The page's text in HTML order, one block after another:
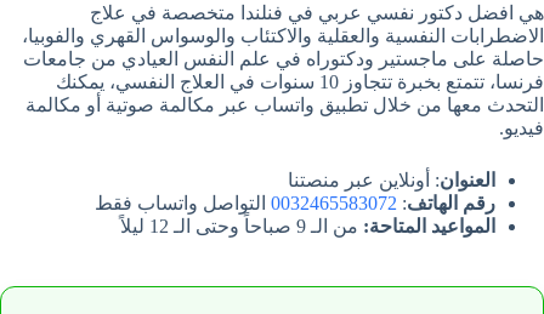
هي افضل دكتور نفسي عربي في فنلندا متخصصة في علاج
الاضطرابات النفسية والعقلية والاكتئاب والوسواس القهري والفوبيا،
حاصلة على ماجستير ودكتوراه في علم النفس العيادي من جامعات
فرنسا، تتمتع بخبرة تتجاوز 10 سنوات في العلاج النفسي، يمكنك
التحدث معها من خلال تطبيق واتساب عبر مكالمة صوتية أو مكالمة
فيديو.
العنوان: أونلاين عبر منصتنا
رقم الهاتف:
0032465583072 التواصل واتساب فقط
المواعيد المتاحة: من الـ 9 صباحاً وحتى الـ 12 ليلاً